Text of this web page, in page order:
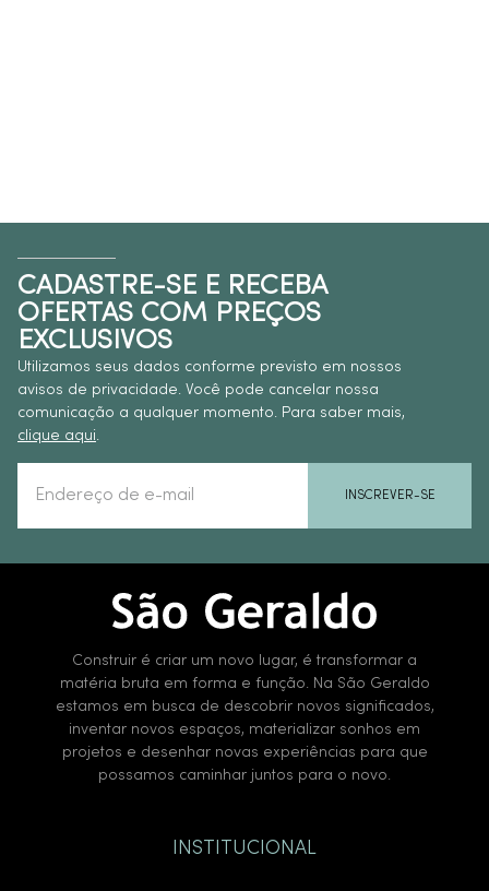
CADASTRE-SE E RECEBA
OFERTAS COM PREÇOS
EXCLUSIVOS
Utilizamos seus dados conforme previsto em nossos
avisos de privacidade. Você pode cancelar nossa
comunicação a qualquer momento. Para saber mais,
clique aqui.
INSCREVER-SE
Construir é criar um novo lugar, é transformar a
matéria bruta em forma e função. Na São Geraldo
estamos em busca de descobrir novos significados,
inventar novos espaços, materializar sonhos em
projetos e desenhar novas experiências para que
possamos caminhar juntos para o novo.
INSTITUCIONAL